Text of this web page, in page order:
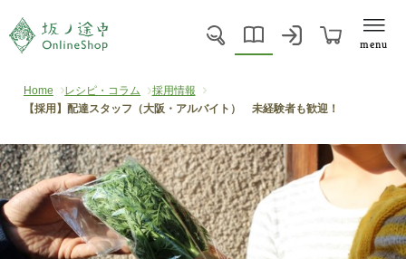
menu
Home レシピ・コラム
採用情報
【採用】配達スタッフ（大阪・アルバイト） 未経験者も歓迎！